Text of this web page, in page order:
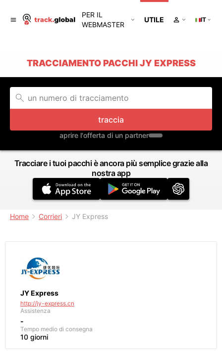
PER IL
WEBMASTER
UTILE IT
TRACCIAMENTO PACCHI JY EXPRESS
traccia
aprire l'offerta di un partner
Tracciare i tuoi pacchi è ancora più semplice grazie alla
nostra app
Home Corrieri JY Express
JY Express
http://jy-express.cn
Assistenza
-
Tempo medio di consegna
10 giorni